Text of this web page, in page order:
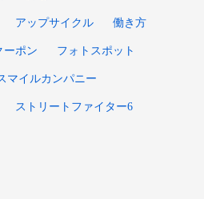
アップサイクル 働き方
ーポン フォトスポット
マイルカンパニー
ストリートファイター6